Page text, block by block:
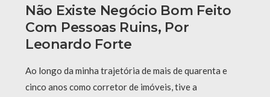
Não Existe Negócio Bom Feito
Com Pessoas Ruins, Por
Leonardo Forte
Ao longo da minha trajetória de mais de quarenta e
cinco anos como corretor de imóveis, tive a